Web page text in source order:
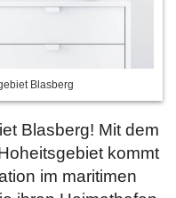
Blasberg
Blasberg! Mit dem
kommt
im maritimen